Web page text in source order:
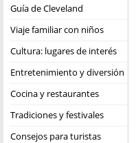
Guía de Cleveland
Viaje familiar con niños
Cultura: lugares de interés
Entretenimiento y diversión
Cocina y restaurantes
Tradiciones y festivales
Consejos para turistas